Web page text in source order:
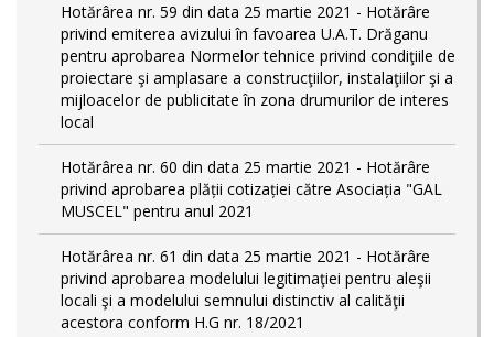
Hotărârea nr. 59 din data 25 martie 2021 - Hotărâre
privind emiterea avizului în favoarea U.A.T. Drăganu
pentru aprobarea Normelor tehnice privind condiţiile de
proiectare şi amplasare a construcţiilor, instalaţiilor şi a
mijloacelor de publicitate în zona drumurilor de interes
local
Hotărârea nr. 60 din data 25 martie 2021 - Hotărâre
privind aprobarea plății cotizației către Asociația "GAL
MUSCEL" pentru anul 2021
Hotărârea nr. 61 din data 25 martie 2021 - Hotărâre
privind aprobarea modelului legitimaţiei pentru aleşii
locali şi a modelului semnului distinctiv al calităţii
acestora conform H.G nr. 18/2021